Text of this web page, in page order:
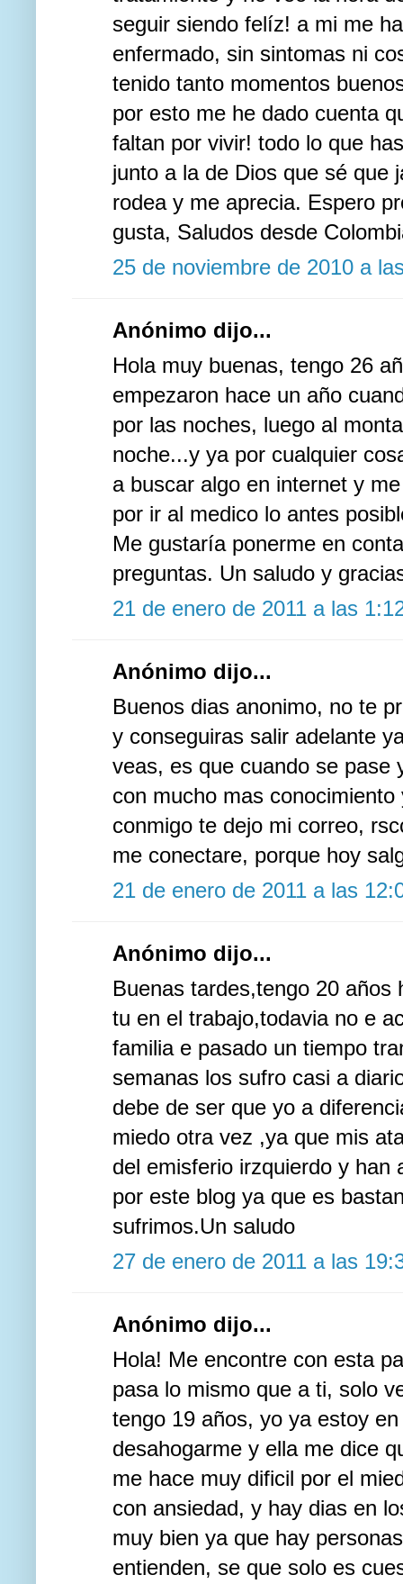
seguir siendo felíz! a mi me
enfermado, sin sintomas ni
tenido tanto momentos
por esto me he dado cuenta
faltan por vivir! todo lo que
junto a la de Dios que sé que
rodea y me aprecia. Espero
gusta, Saludos desde
25 de noviembre de 2010 a
Anónimo dijo...
Hola muy buenas, tengo 26
empezaron hace un año
por las noches, luego al
noche...y ya por cualquier
a buscar algo en internet y
por ir al medico lo antes
Me gustaría ponerme en
preguntas. Un saludo y
21 de enero de 2011 a las
Anónimo dijo...
Buenos dias anonimo, no te
y conseguiras salir adelante
veas, es que cuando se pase
con mucho mas
conmigo te dejo mi correo,
me conectare, porque hoy
21 de enero de 2011 a las
Anónimo dijo...
Buenas tardes,tengo 20
tu en el trabajo,todavia no e
familia e pasado un tiempo
semanas los sufro casi a
debe de ser que yo a
miedo otra vez ,ya que mis
del emisferio irzquierdo y han
por este blog ya que es
sufrimos.Un saludo
27 de enero de 2011 a las
Anónimo dijo...
Hola! Me encontre con esta
pasa lo mismo que a ti, solo
tengo 19 años, yo ya estoy
desahogarme y ella me dice
me hace muy dificil por el
con ansiedad, y hay dias en
muy bien ya que hay
entienden, se que solo es